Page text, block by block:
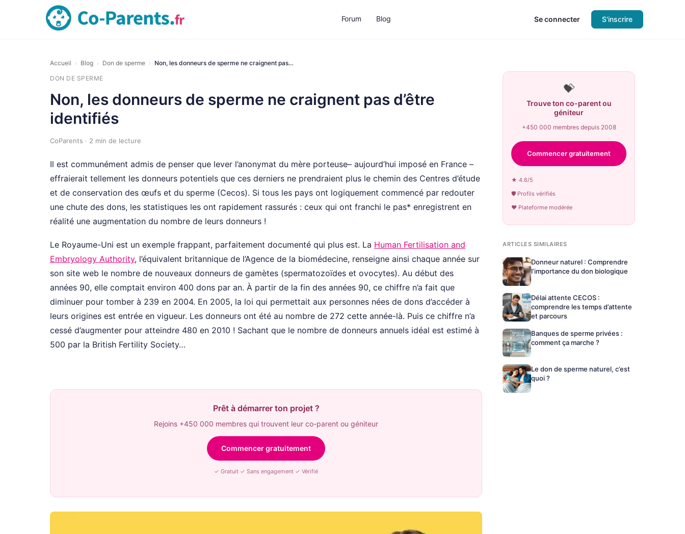
Forum Blog Se connecter S'inscrire
Accueil › Blog › Don de sperme › Non, les donneurs de sperme ne craignent pas…
DON DE SPERME
Non, les donneurs de sperme ne craignent pas d’être
identifiés
CoParents · 2 min de lecture
Il est communément admis de penser que lever l’anonymat du mère porteuse– aujourd’hui imposé en France –
effraierait tellement les donneurs potentiels que ces derniers ne prendraient plus le chemin des Centres d’étude
et de conservation des œufs et du sperme (Cecos). Si tous les pays ont logiquement commencé par redouter
une chute des dons, les statistiques les ont rapidement rassurés : ceux qui ont franchi le pas* enregistrent en
réalité une augmentation du nombre de leurs donneurs !
Le Royaume-Uni est un exemple frappant, parfaitement documenté qui plus est. La Human Fertilisation and
Embryology Authority, l’équivalent britannique de l’Agence de la biomédecine, renseigne ainsi chaque année sur
son site web le nombre de nouveaux donneurs de gamètes (spermatozoïdes et ovocytes). Au début des
années 90, elle comptait environ 400 dons par an. À partir de la fin des années 90, ce chiffre n’a fait que
diminuer pour tomber à 239 en 2004. En 2005, la loi qui permettait aux personnes nées de dons d’accéder à
leurs origines est entrée en vigueur. Les donneurs ont été au nombre de 272 cette année-là. Puis ce chiffre n’a
cessé d’augmenter pour atteindre 480 en 2010 ! Sachant que le nombre de donneurs annuels idéal est estimé à
500 par la British Fertility Society…
Prêt à démarrer ton projet ?
Rejoins +450 000 membres qui trouvent leur co-parent ou géniteur
Commencer gratuitement
✓ Gratuit ✓ Sans engagement ✓ Vérifié
💝
Trouve ton co-parent ou
géniteur
+450 000 membres depuis 2008
Commencer gratuitement
★ 4.6/5
🛡 Profils vérifiés
♥ Plateforme modérée
ARTICLES SIMILAIRES
Donneur naturel : Comprendre
l’importance du don biologique
Délai attente CECOS :
comprendre les temps d’attente
et parcours
Banques de sperme privées :
comment ça marche ?
Le don de sperme naturel, c’est
quoi ?